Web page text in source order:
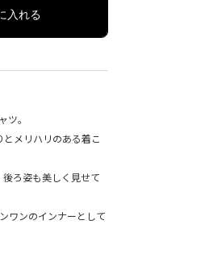
入れる
。
メリハリのある着こ
ろ姿も美しく見せて
ワンのインナーとして